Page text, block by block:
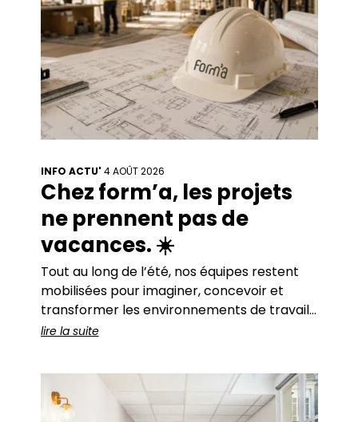
INFO ACTU'4 AOÛT 2026
Chez form’a, les projets
ne prennent pas de
vacances. ☀️
Tout au long de l’été, nos équipes restent
mobilisées pour imaginer, concevoir et
transformer les environnements de travail
de nos clients. De beaux projets sont en
🚀 Chez form’a, nous partageons une même
conviction
lire la suite